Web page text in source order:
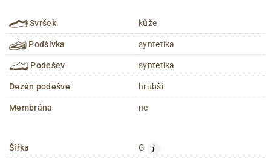
Svršek kůže
Podšívka syntetika
Podešev syntetika
Dezén podešve hrubší
Membrána ne
Šířka G i